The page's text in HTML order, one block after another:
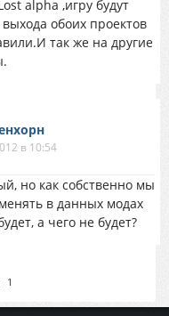
alpha ,игру будут
обоих проектов
так же на другие
в 10:54
но как собственно мы
в данных модах
а чего не будет?
1